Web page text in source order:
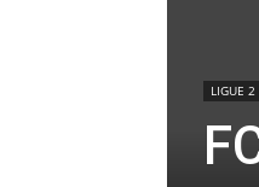
LIGUE 2